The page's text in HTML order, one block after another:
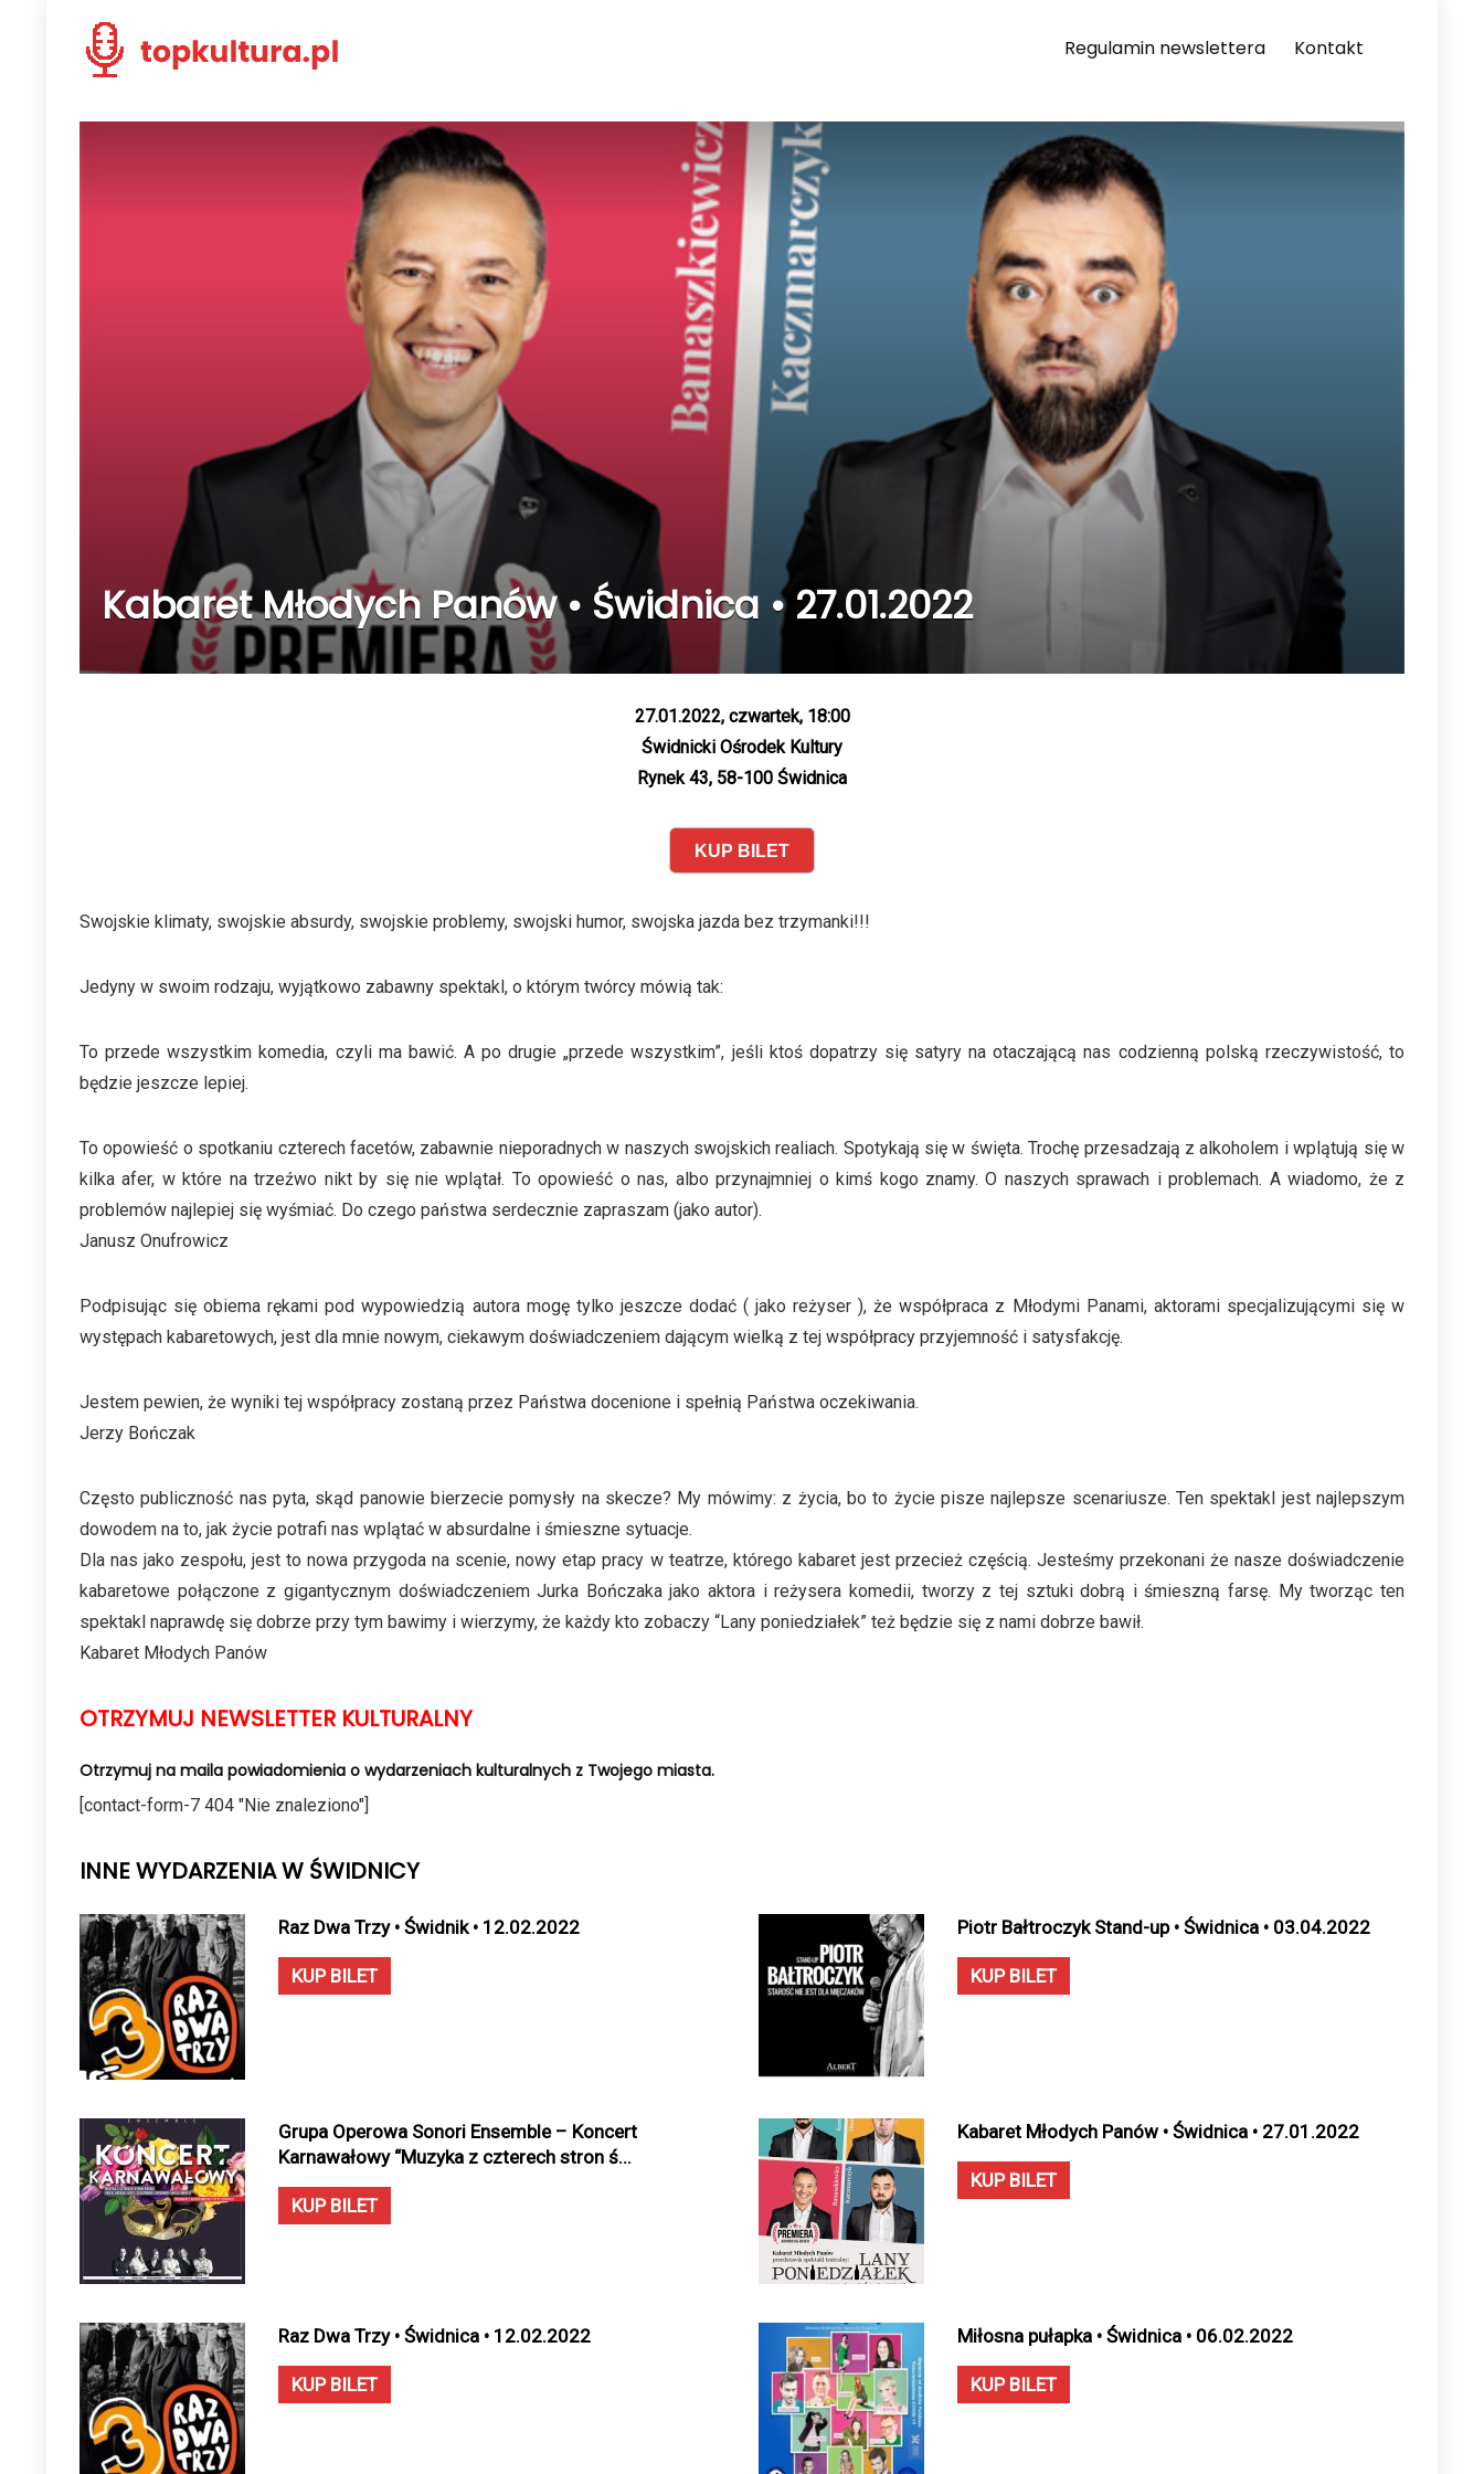
Regulamin newslettera Kontakt
Kabaret Młodych Panów • Świdnica • 27.01.2022
27.01.2022, czwartek, 18:00
Świdnicki Ośrodek Kultury
Rynek 43, 58-100 Świdnica
KUP BILET
Swojskie klimaty, swojskie absurdy, swojskie problemy, swojski humor, swojska jazda bez trzymanki!!!
Jedyny w swoim rodzaju, wyjątkowo zabawny spektakl, o którym twórcy mówią tak:
To przede wszystkim komedia, czyli ma bawić. A po drugie „przede wszystkim”, jeśli ktoś dopatrzy się satyry na otaczającą nas codzienną polską rzeczywistość, to
będzie jeszcze lepiej.
To opowieść o spotkaniu czterech facetów, zabawnie nieporadnych w naszych swojskich realiach. Spotykają się w święta. Trochę przesadzają z alkoholem i wplątują się w
kilka afer, w które na trzeźwo nikt by się nie wplątał. To opowieść o nas, albo przynajmniej o kimś kogo znamy. O naszych sprawach i problemach. A wiadomo, że z
problemów najlepiej się wyśmiać. Do czego państwa serdecznie zapraszam (jako autor).
Janusz Onufrowicz
Podpisując się obiema rękami pod wypowiedzią autora mogę tylko jeszcze dodać ( jako reżyser ), że współpraca z Młodymi Panami, aktorami specjalizującymi się w
występach kabaretowych, jest dla mnie nowym, ciekawym doświadczeniem dającym wielką z tej współpracy przyjemność i satysfakcję.
Jestem pewien, że wyniki tej współpracy zostaną przez Państwa docenione i spełnią Państwa oczekiwania.
Jerzy Bończak
Często publiczność nas pyta, skąd panowie bierzecie pomysły na skecze? My mówimy: z życia, bo to życie pisze najlepsze scenariusze. Ten spektakl jest najlepszym
dowodem na to, jak życie potrafi nas wplątać w absurdalne i śmieszne sytuacje.
Dla nas jako zespołu, jest to nowa przygoda na scenie, nowy etap pracy w teatrze, którego kabaret jest przecież częścią. Jesteśmy przekonani że nasze doświadczenie
kabaretowe połączone z gigantycznym doświadczeniem Jurka Bończaka jako aktora i reżysera komedii, tworzy z tej sztuki dobrą i śmieszną farsę. My tworząc ten
spektakl naprawdę się dobrze przy tym bawimy i wierzymy, że każdy kto zobaczy “Lany poniedziałek” też będzie się z nami dobrze bawił.
Kabaret Młodych Panów
OTRZYMUJ NEWSLETTER KULTURALNY
Otrzymuj na maila powiadomienia o wydarzeniach kulturalnych z Twojego miasta.
[contact-form-7 404 "Nie znaleziono"]
INNE WYDARZENIA W ŚWIDNICY
Raz Dwa Trzy • Świdnik • 12.02.2022
KUP BILET
Piotr Bałtroczyk Stand-up • Świdnica • 03.04.2022
KUP BILET
Grupa Operowa Sonori Ensemble – Koncert
Karnawałowy “Muzyka z czterech stron ś...
KUP BILET
Kabaret Młodych Panów • Świdnica • 27.01.2022
KUP BILET
Raz Dwa Trzy • Świdnica • 12.02.2022
KUP BILET
Miłosna pułapka • Świdnica • 06.02.2022
KUP BILET